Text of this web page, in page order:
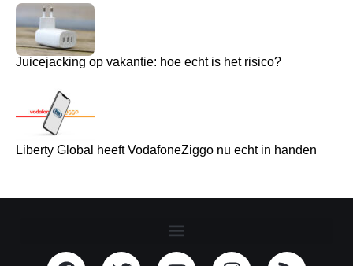
Juicejacking op vakantie: hoe echt is het risico?
Liberty Global heeft VodafoneZiggo nu echt in handen